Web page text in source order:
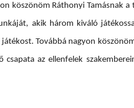
köszönöm Ráthonyi Tamásnak a
akik három kiváló
Továbbá nagyon
az ellenfelek